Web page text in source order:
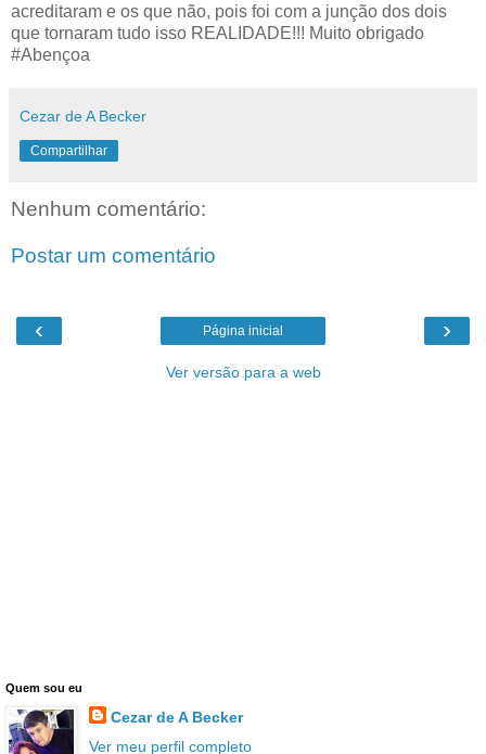
acreditaram e os que não, pois foi com a junção dos dois
que tornaram tudo isso REALIDADE!!! Muito obrigado
#Abençoa
Cezar de A Becker
Compartilhar
Nenhum comentário:
Postar um comentário
‹ ›
Página inicial
Ver versão para a web
Quem sou eu
Cezar de A Becker
Ver meu perfil completo